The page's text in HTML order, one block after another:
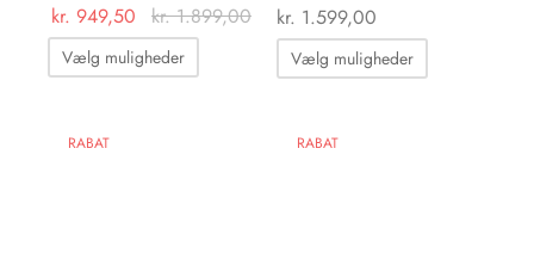
kr. 949,50 kr.1.899,00
Vælg muligheder Dette
vare
kr. 1.599,00
Vælg muligheder Dette
vare
RABAT RABAT